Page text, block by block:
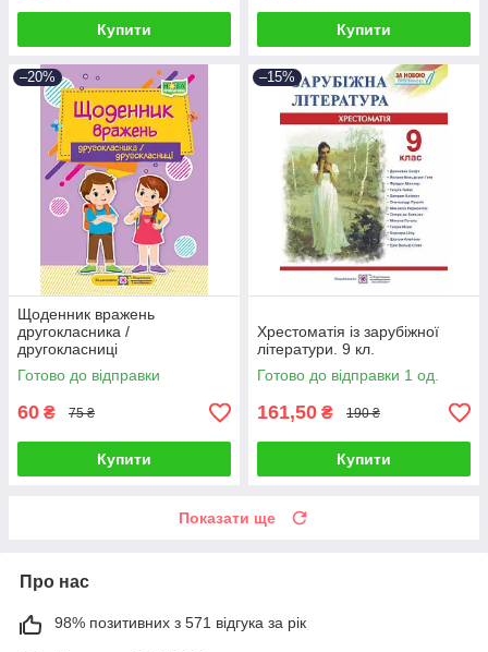
Купити Купити
–20%
Щоденник вражень
другокласника /
другокласниці
Готово до відправки
60 ₴ 75 ₴
Купити
–15%
Хрестоматія із зарубіжної
літератури. 9 кл.
Готово до відправки 1 од.
161,50 ₴ 190 ₴
Купити
Показати ще
Про нас
98% позитивних з 571 відгука за рік